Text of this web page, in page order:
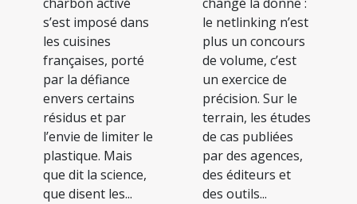
s’est imposé dans
les cuisines
françaises, porté
par la défiance
envers certains
résidus et par
l’envie de limiter le
plastique. Mais
que dit la science,
que disent les...
le netlinking n’est
plus un concours
de volume, c’est
un exercice de
précision. Sur le
terrain, les études
de cas publiées
par des agences,
des éditeurs et
des outils...